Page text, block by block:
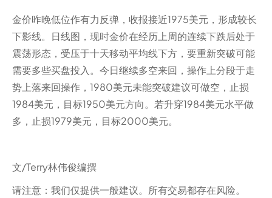
金价昨晚低位作有力反弹，收报接近1975美元，形成较长
下影线。日线图，现时金价在经历上周的连续下跌后处于
震荡形态，受压于十天移动平均线下方，要重新突破可能
需要多些买盘投入。今日继续多空来回，操作上分段于走
势上落来回操作，1980美元未能突破建议可做空，止损
1984美元，目标1950美元方向。若升穿1984美元水平做
多，止损1979美元，目标2000美元。
文/Terry林伟俊编撰
请注意：我们仅提供一般建议。所有交易都存在风险。